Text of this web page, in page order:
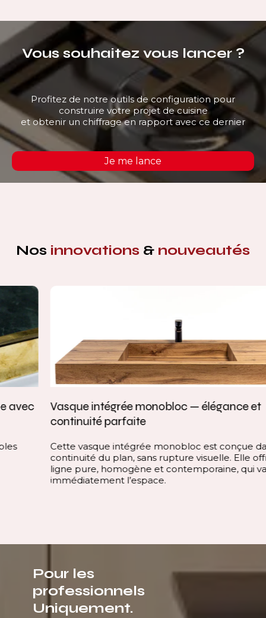
Vous souhaitez vous lancer ?
Profitez de notre outils de configuration pour
construire votre projet de cuisine
et obtenir un chiffrage en rapport avec ce dernier
Je me lance
Nos innovations & nouveautés
Vasque intégrée monobloc — élégance et
continuité parfaite
Cette vasque intégrée monobloc est conçue dans la
continuité du plan, sans rupture visuelle. Elle offre une
ligne pure, homogène et contemporaine, qui valorise
immédiatement l’espace.
Pour les
professionnels
Uniquement.